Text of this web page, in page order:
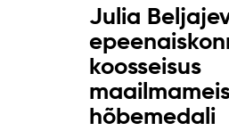
Julia
koosseisus
hõbemedali